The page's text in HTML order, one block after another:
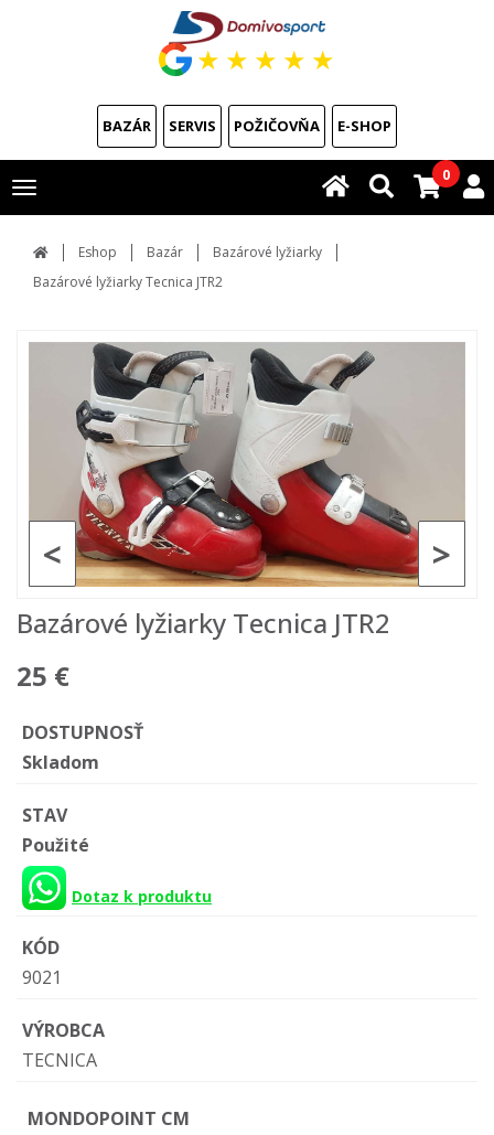
★ ★ ★ ★ ★
BAZÁR SERVIS POŽIČOVŇA E-SHOP
Toggle
navigation
0
Eshop Bazár
Bazárové lyžiarky
Bazárové lyžiarky Tecnica JTR2
>
<
Bazárové lyžiarky Tecnica JTR2
25 €
DOSTUPNOSŤ
Skladom
STAV
Použité
Dotaz k produktu
KÓD
9021
VÝROBCA
TECNICA
MONDOPOINT CM